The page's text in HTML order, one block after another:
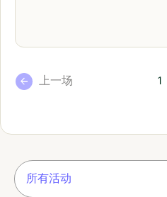
上一场 1
所有活动